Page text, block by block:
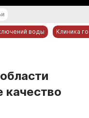
воды Клиника
качество